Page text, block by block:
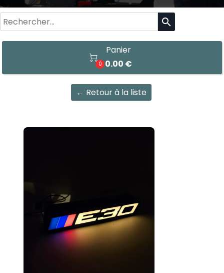
search

0
Panier
0.00 €
← Retour à la liste